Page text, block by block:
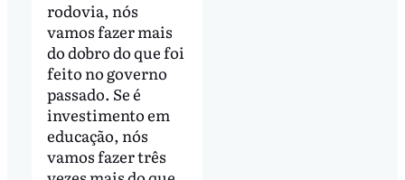
rodovia, nós
vamos fazer mais
do dobro do que foi
feito no governo
passado. Se é
investimento em
educação, nós
vamos fazer três